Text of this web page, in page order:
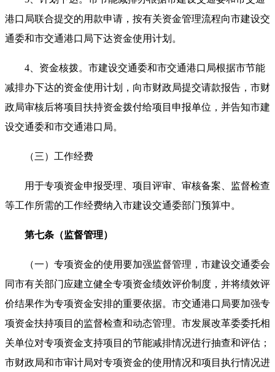
港口局联合提交的用款申请，按有关资金管理流程向市建设交
通委和市交通港口局下达资金使用计划。
4、资金核拨。市建设交通委和市交通港口局根据市节能
减排办下达的资金使用计划，向市财政局提交请款报告，市财
政局审核后将项目扶持资金拨付给项目申报单位，并告知市建
设交通委和市交通港口局。
（三）工作经费
用于专项资金申报受理、项目评审、审核备案、监督检查
等工作所需的工作经费纳入市建设交通委部门预算中。
第七条（监督管理）
（一）专项资金的使用要加强监督管理，市建设交通委会
同市有关部门应建立健全专项资金绩效评价制度，并将绩效评
价结果作为专项资金安排的重要依据。市交通港口局要加强专
项资金扶持项目的监督检查和动态管理。市发展改革委委托相
关单位对专项资金支持项目的节能减排情况进行抽查和评估；
市财政局和市审计局对专项资金的使用情况和项目执行情况进